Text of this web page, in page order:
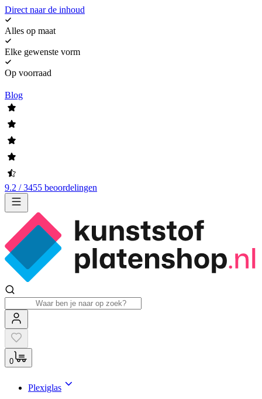
Direct naar de inhoud
Alles op maat
Elke gewenste vorm
Op voorraad
Blog
9.2 / 3455 beoordelingen
0
Plexiglas